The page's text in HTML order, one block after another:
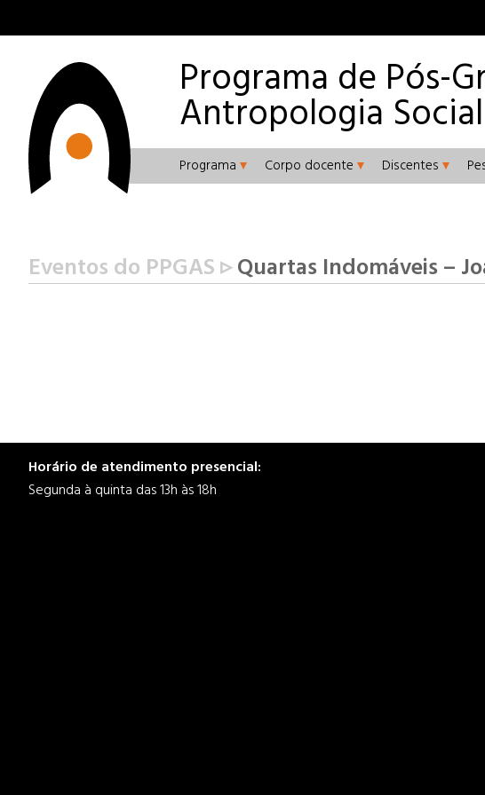
Programa de Pós-
Antropologia Social
Programa Corpo docente Discentes
Eventos do PPGAS ▹Quartas Indomáveis –
Horário de atendimento presencial:
Segunda à quinta das 13h às 18h